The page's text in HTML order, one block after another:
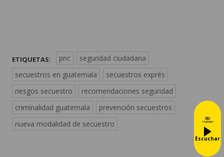
ETIQUETAS: pnc
seguridad ciudadana
secuestros en guatemala
secuestros exprés
riesgos secuestro
recomendaciones seguridad
criminalidad guatemala
prevención secuestros
nueva modalidad de secuestro
Escuchar